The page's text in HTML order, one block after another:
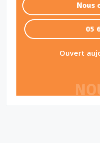
Nous
05
Ouvert